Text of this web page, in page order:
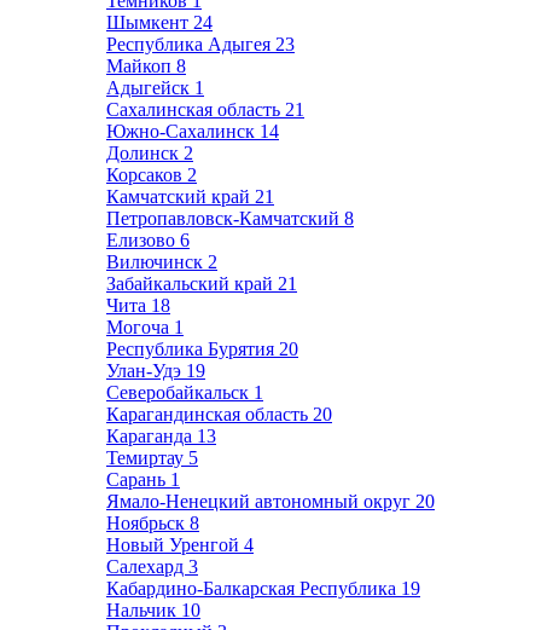
Шымкент 24
Республика Адыгея 23
Майкоп 8
Адыгейск 1
Сахалинская область 21
Южно-Сахалинск 14
Долинск 2
Корсаков 2
Камчатский край 21
Петропавловск-Камчатский 8
Елизово 6
Вилючинск 2
Забайкальский край 21
Чита 18
Могоча 1
Республика Бурятия 20
Улан-Удэ 19
Северобайкальск 1
Карагандинская область 20
Караганда 13
Темиртау 5
Сарань 1
Ямало-Ненецкий автономный округ 20
Ноябрьск 8
Новый Уренгой 4
Салехард 3
Кабардино-Балкарская Республика 19
Нальчик 10